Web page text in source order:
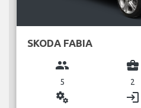
SKODA FABIA
group
5
business_center
2
miscellaneous_services login